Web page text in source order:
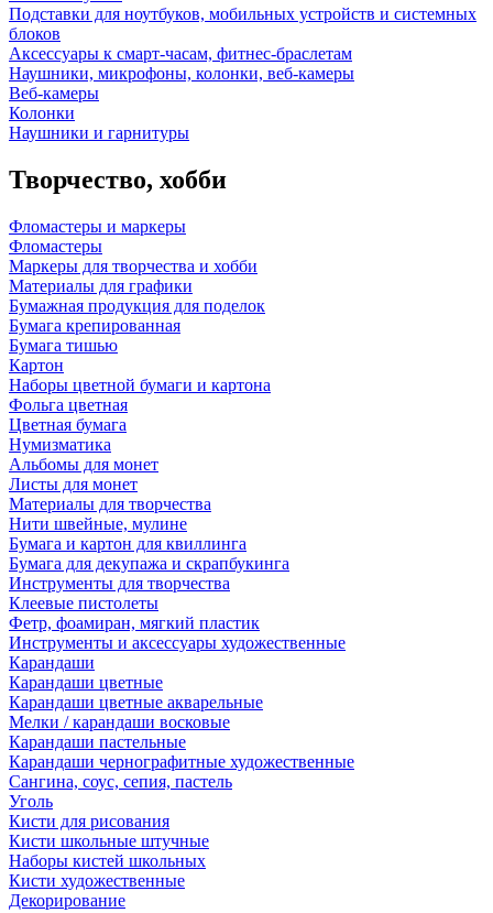
Подставки для ноутбуков, мобильных устройств и системных
блоков
Аксессуары к смарт-часам, фитнес-браслетам
Наушники, микрофоны, колонки, веб-камеры
Веб-камеры
Колонки
Наушники и гарнитуры
Творчество, хобби
Фломастеры и маркеры
Фломастеры
Маркеры для творчества и хобби
Материалы для графики
Бумажная продукция для поделок
Бумага крепированная
Бумага тишью
Картон
Наборы цветной бумаги и картона
Фольга цветная
Цветная бумага
Нумизматика
Альбомы для монет
Листы для монет
Материалы для творчества
Нити швейные, мулине
Бумага и картон для квиллинга
Бумага для декупажа и скрапбукинга
Инструменты для творчества
Клеевые пистолеты
Фетр, фоамиран, мягкий пластик
Инструменты и аксессуары художественные
Карандаши
Карандаши цветные
Карандаши цветные акварельные
Мелки / карандаши восковые
Карандаши пастельные
Карандаши чернографитные художественные
Сангина, соус, сепия, пастель
Уголь
Кисти для рисования
Кисти школьные штучные
Наборы кистей школьных
Кисти художественные
Декорирование